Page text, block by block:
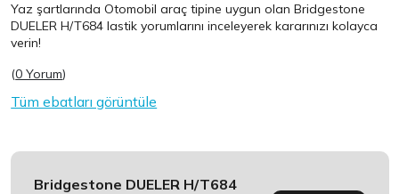
Yaz şartlarında Otomobil araç tipine uygun olanBridgestone
DUELER H/T684 lastik yorumlarını inceleyerek kararınızı kolayca
verin!
(0 Yorum)
Tüm ebatları görüntüle
Bridgestone DUELER H/T684